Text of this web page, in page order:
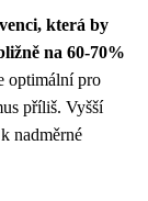
která by
na 60-70%
optimální pro
příliš. Vyšší
nadměrné